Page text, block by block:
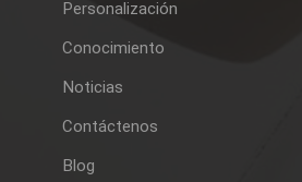
Personalización
Conocimiento
Noticias
Contáctenos
Blog